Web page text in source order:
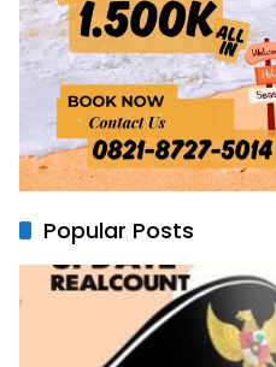
Popular Posts